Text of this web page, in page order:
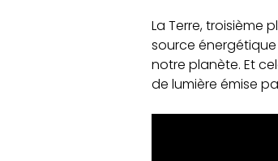
La Terre, troisième
source
notre planète. Et
de lumière émise